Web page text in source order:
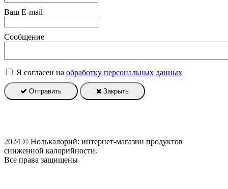
Ваш E-mail
Сообщение
Я согласен на обработку персональных данных
Отправить Закрыть
2024 © Нолькалорий: интернет-магазин продуктов
сниженной калорийности.
Все права защищены